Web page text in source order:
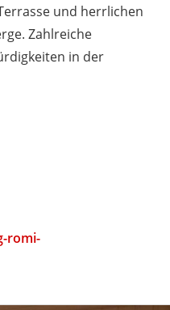
und herrlichen
Zahlreiche
in der
romi-